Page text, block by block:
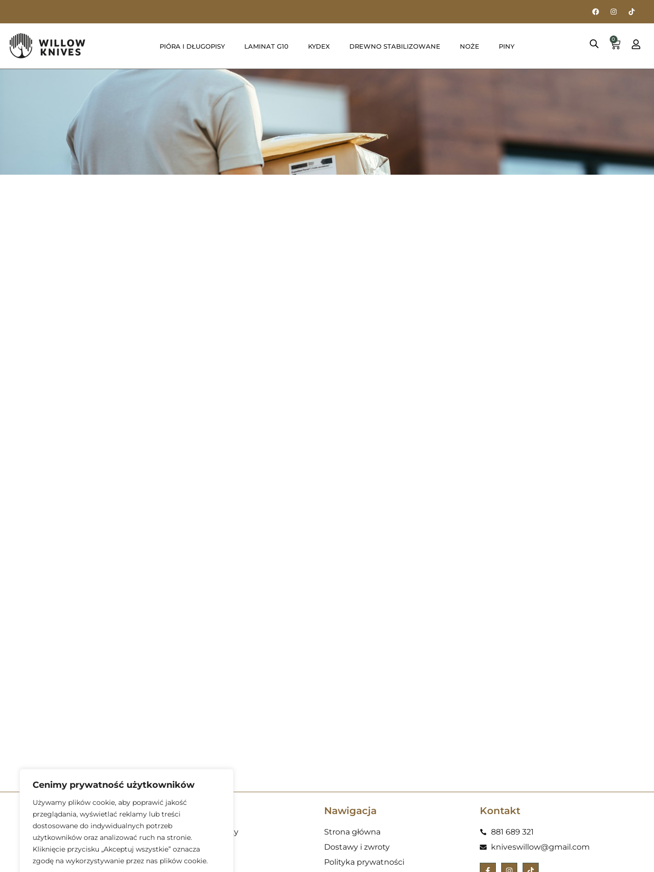
Cenimy prywatność użytkowników
Używamy plików cookie, aby poprawić jakość
przeglądania, wyświetlać reklamy lub treści
dostosowane do indywidualnych potrzeb
użytkowników oraz analizować ruch na stronie.
Kliknięcie przycisku „Akceptuj wszystkie” oznacza
zgodę na wykorzystywanie przez nas plików cookie.
PIÓRA I DŁUGOPISY LAMINAT G10 KYDEX DREWNO STABILIZOWANE NOŻE PINY
0
Kategorie
Akcesoria do noży
Noże
Laminat G10
Nawigacja
Strona główna
Dostawy i zwroty
Polityka prywatności
Kontakt
881 689 321
kniveswillow@gmail.com